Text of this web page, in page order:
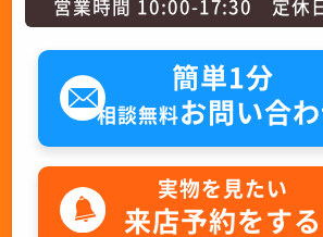
営業時間 10:00-17:30 定休
簡単1分
相談無料お問い合
実物を見たい
来店予約をする